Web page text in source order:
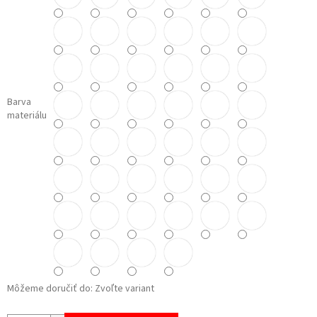
Barva
materiálu
Môžeme doručiť do: Zvoľte variant